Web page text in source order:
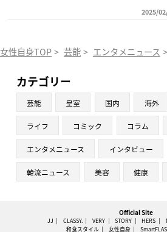
2025/
女性自身TOP > 芸能 > エンタメニュース >
カテゴリー
芸能 皇室 国内 海外
ライフ コミック コラム
エンタメニュース インタビュー
韓流ニュース 美容 健康
Official Site
JJ CLASSY. VERY STORY HERS
和食スタイル
女性自身